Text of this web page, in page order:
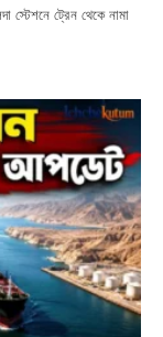
স্টেশনে ট্রেন থেকে নামা